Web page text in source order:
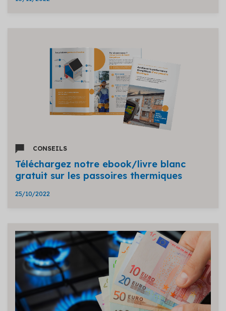
CONSEILS
Téléchargez notre ebook/livre blanc
gratuit sur les passoires thermiques
25/10/2022